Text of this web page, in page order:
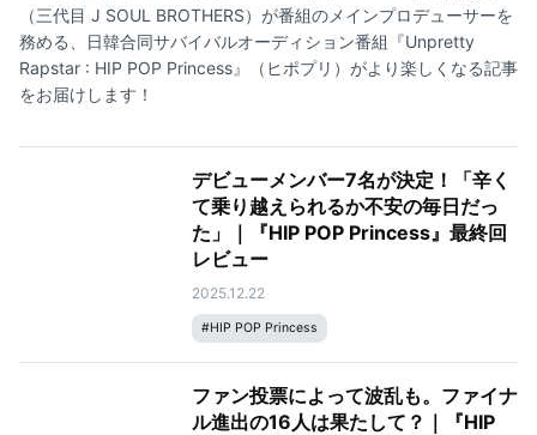
（三代目 J SOUL BROTHERS）が番組のメインプロデューサーを
務める、日韓合同サバイバルオーディション番組『Unpretty
Rapstar : HIP POP Princess』（ヒポプリ）がより楽しくなる記事
をお届けします！
デビューメンバー7名が決定！「辛く
て乗り越えられるか不安の毎日だっ
た」｜『HIP POP Princess』最終回
レビュー
2025.12.22
#HIP POP Princess
ファン投票によって波乱も。ファイナ
ル進出の16人は果たして？｜『HIP